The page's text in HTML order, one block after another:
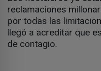
reclamaciones
por todas las
llegó a acreditar que
de contagio.